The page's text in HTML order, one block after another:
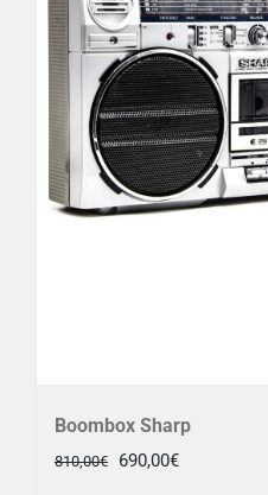
Boombox Sharp
810,00€
Le
690,00€Le